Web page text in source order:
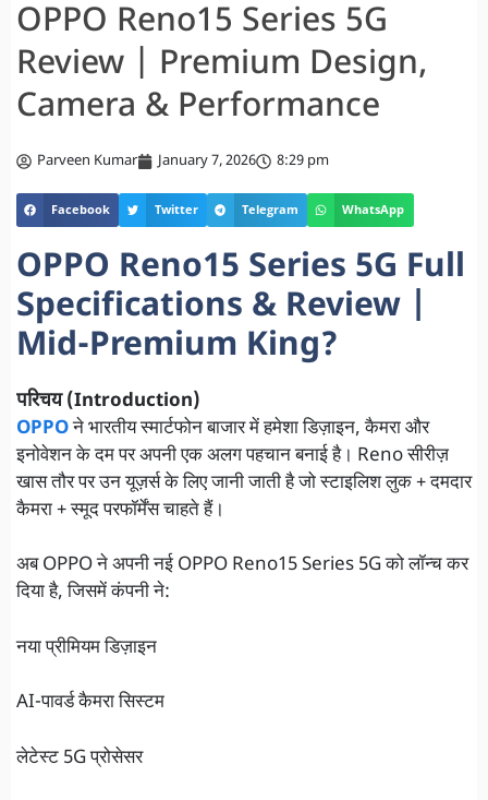
OPPO Reno15 Series 5G
Review | Premium Design,
Camera & Performance
Parveen Kumar January 7, 2026 8:29 pm
Facebook Twitter Telegram WhatsApp
OPPO Reno15 Series 5G Full
Specifications & Review |
Mid-Premium King?
परिचय (Introduction)
OPPOने भारतीय स्मार्टफोन बाजार में हमेशा डिज़ाइन, कैमरा और
इनोवेशन के दम पर अपनी एक अलग पहचान बनाई है। Reno सीरीज़
खास तौर पर उन यूज़र्स के लिए जानी जाती है जो स्टाइलिश लुक + दमदार
कैमरा + स्मूद परफॉर्मेंस चाहते हैं।
अब OPPO ने अपनी नई OPPO Reno15 Series 5G को लॉन्च कर
दिया है, जिसमें कंपनी ने:
नया प्रीमियम डिज़ाइन
AI-पावर्ड कैमरा सिस्टम
लेटेस्ट 5G प्रोसेसर